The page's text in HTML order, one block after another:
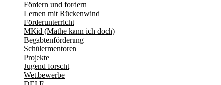
Fördern und fordern
Lernen mit Rückenwind
Förderunterricht
MKid (Mathe kann ich doch)
Begabtenförderung
Schülermentoren
Projekte
Jugend forscht
Wettbewerbe